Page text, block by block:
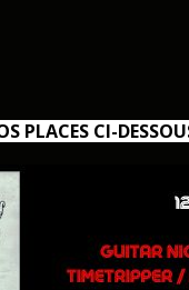
PLACES CI-